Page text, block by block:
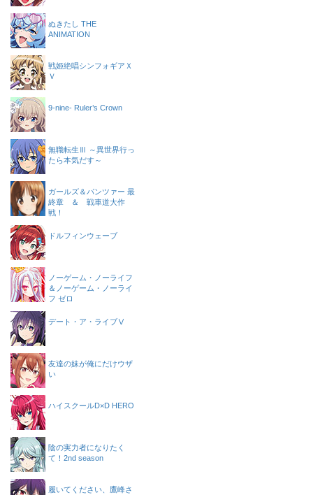
ぬきたし THE
ANIMATION
戦姫絶唱シンフォギアＸ
Ｖ
9-nine- Ruler’s Crown
無職転生Ⅲ ～異世界行っ
たら本気だす～
ガールズ＆パンツァー 最
終章 ＆ 戦車道大作
戦！
ドルフィンウェーブ
ノーゲーム・ノーライフ
＆ノーゲーム・ノーライ
フ ゼロ
デート・ア・ライブⅤ
友達の妹が俺にだけウザ
い
ハイスクールD×D HERO
陰の実力者になりたく
て！2nd season
履いてください、鷹峰さ